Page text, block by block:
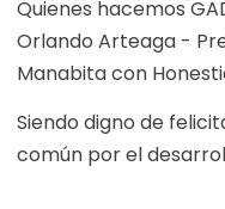
Quienes hacemos
Orlando Arteaga -
Manabita con
Siendo digno de
común por el